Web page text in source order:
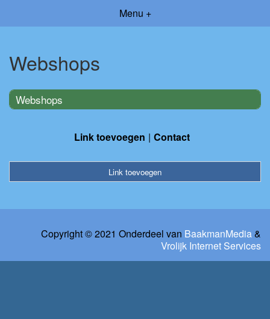
Menu +
Webshops
Webshops
Link toevoegen Contact
Link toevoegen
Copyright © 2021 Onderdeel van BaakmanMedia&
Vrolijk Internet Services